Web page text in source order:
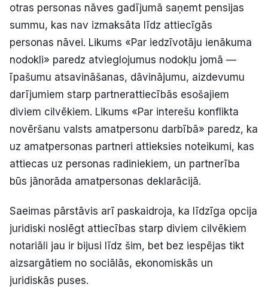
otras personas nāves gadījumā saņemt pensijas
summu, kas nav izmaksāta līdz attiecīgās
personas nāvei. Likums «Par iedzīvotāju ienākuma
nodokli» paredz atvieglojumus nodokļu jomā —
īpašumu atsavināšanas, dāvinājumu, aizdevumu
darījumiem starp partnerattiecībās esošajiem
diviem cilvēkiem. Likums «Par interešu konflikta
novēršanu valsts amatpersonu darbībā» paredz, ka
uz amatpersonas partneri attieksies noteikumi, kas
attiecas uz personas radiniekiem, un partnerība
būs jānorāda amatpersonas deklarācijā.
Saeimas pārstāvis arī paskaidroja, ka līdzīga opcija
juridiski noslēgt attiecības starp diviem cilvēkiem
notariāli jau ir bijusi līdz šim, bet bez iespējas tikt
aizsargātiem no sociālās, ekonomiskās un
juridiskās puses.